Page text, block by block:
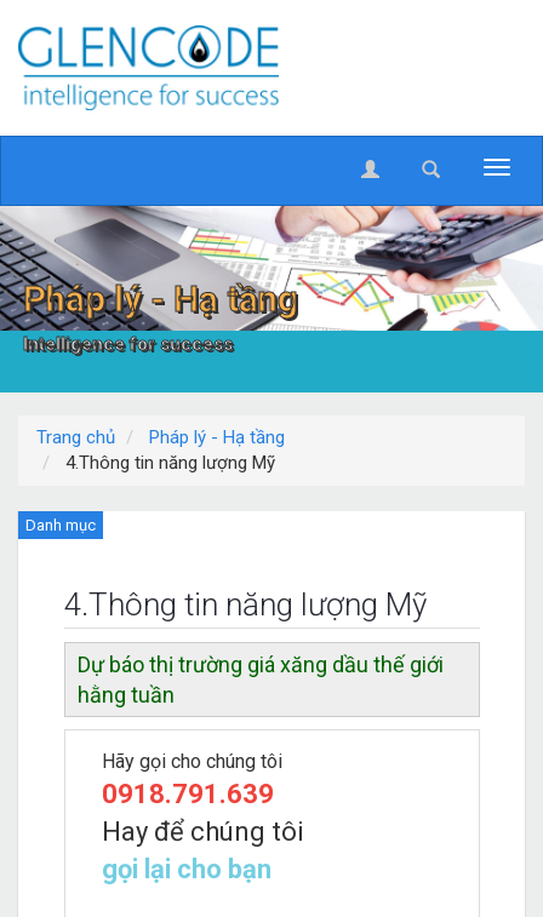
Pháp lý - Hạ tầng
Intelligence for success
Trang chủ
Pháp lý - Hạ tầng
4.Thông tin năng lượng Mỹ
Danh mục
4.Thông tin năng lượng Mỹ
Dự báo thị trường giá xăng dầu thế giới
hằng tuần
Hãy gọi cho chúng tôi
0918.791.639
Hay để chúng tôi
gọi lại cho bạn